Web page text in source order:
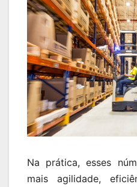
Na prática, esses
mais agilidade,